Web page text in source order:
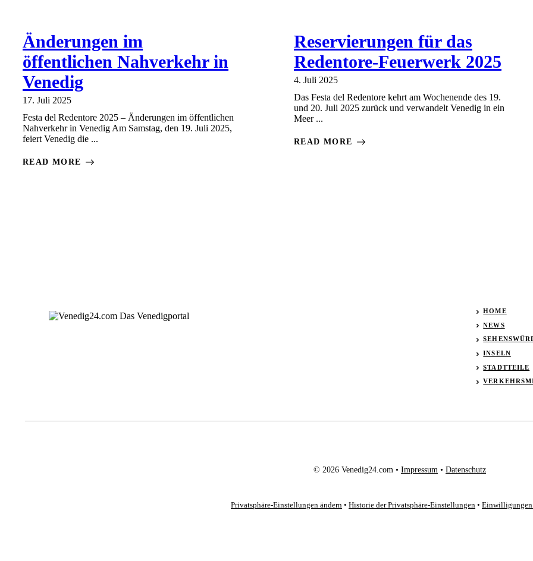
Änderungen im
öffentlichen Nahverkehr in
Venedig
17. Juli 2025
Festa del Redentore 2025 – Änderungen im öffentlichen
Nahverkehr in Venedig Am Samstag, den 19. Juli 2025,
feiert Venedig die ...
READ MORE
Reservierungen für das
Redentore-Feuerwerk 2025
4. Juli 2025
Das Festa del Redentore kehrt am Wochenende des 19.
und 20. Juli 2025 zurück und verwandelt Venedig in ein
Meer ...
READ MORE
HOME
NEWS
INSELN
STADTTEILE
© 2026 Venedig24.com • Impressum • Datenschutz
Privatsphäre-Einstellungen ändern • Historie der Privatsphäre-Einstellungen • Einwilligungen